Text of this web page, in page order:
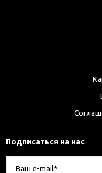
Подписаться на нас